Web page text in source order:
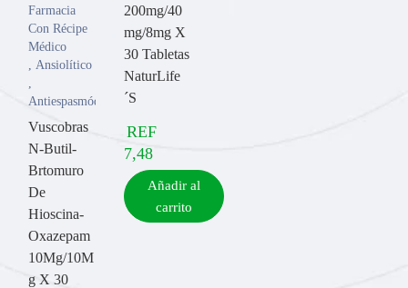
Farmacia
Con Récipe
Médico
, Ansiolítico
,
Antiespasmódicos
Vuscobras
N-Butil-
Brtomuro
De
Hioscina-
Oxazepam
10Mg/10M
g X 30
200mg/40
mg/8mg X
30 Tabletas
NaturLife
´S
REF
7,48
Añadir al
carrito